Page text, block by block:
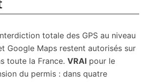
totale des GPS au niveau
Google Maps restent autorisés sur
toute la France. VRAI pour le
du permis : dans quatre